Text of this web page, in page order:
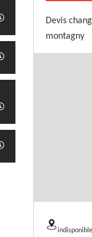
Devis
montagny
indisponible